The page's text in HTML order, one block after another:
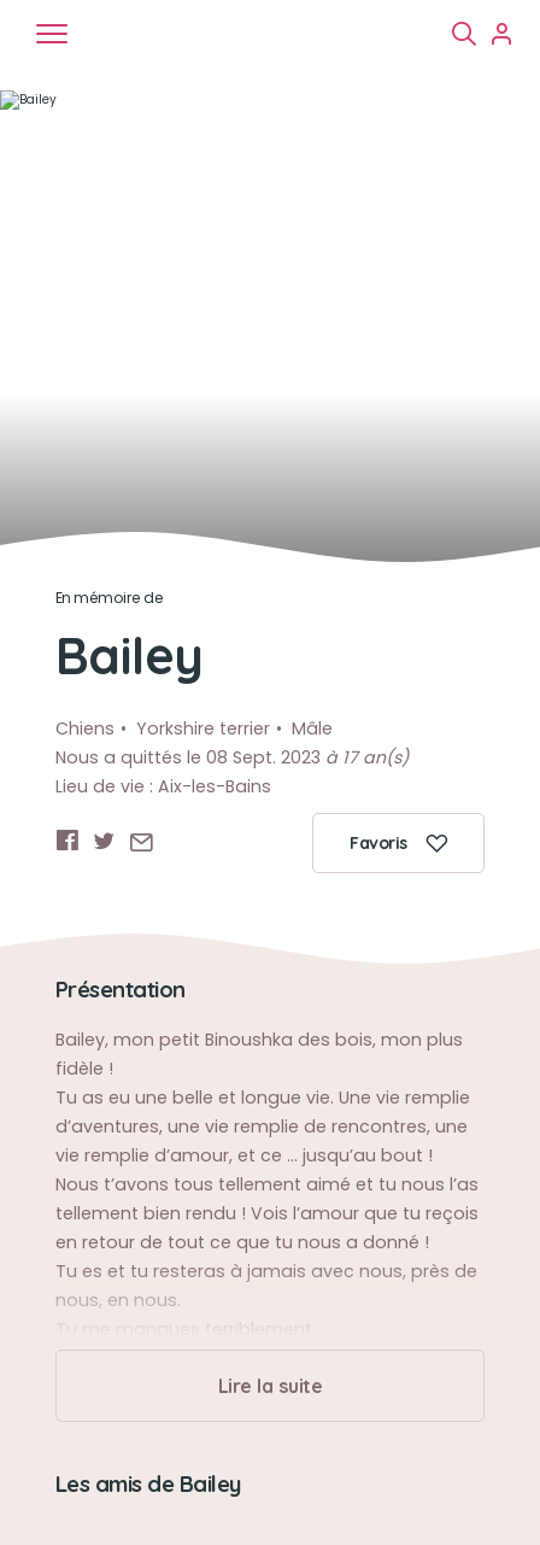
En mémoire de
Bailey
Chiens Yorkshire terrier
Mâle
Nous a quittés le 08 Sept. 2023 à 17 an(s)
Lieu de vie : Aix-les-Bains
Favoris
Présentation
Bailey, mon petit Binoushka des bois, mon plus
fidèle !
Tu as eu une belle et longue vie. Une vie remplie
d’aventures, une vie remplie de rencontres, une
vie remplie d’amour, et ce … jusqu’au bout !
Nous t’avons tous tellement aimé et tu nous l’as
tellement bien rendu ! Vois l’amour que tu reçois
en retour de tout ce que tu nous a donné !
Tu es et tu resteras à jamais avec nous, près de
nous, en nous.
Tu me manques terriblement.
Je t’aime ma petite belette 🤍.
Lire la suite
Les amis de Bailey